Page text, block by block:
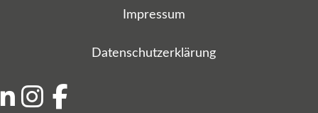
Impressum
Datenschutzerklärung